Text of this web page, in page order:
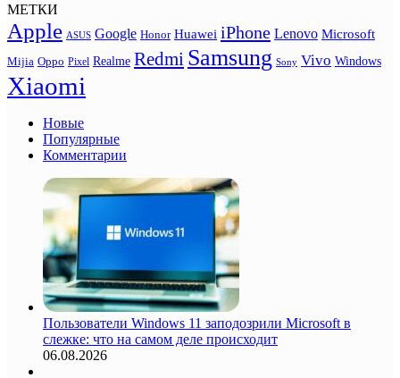
МЕТКИ
Apple ASUS Google Honor Huawei iPhone Lenovo Microsoft
Mijia Oppo Pixel Realme Redmi Samsung Sony Vivo Windows
Xiaomi
Новые
Популярные
Комментарии
Пользователи Windows 11 заподозрили Microsoft в
слежке: что на самом деле происходит
06.08.2026